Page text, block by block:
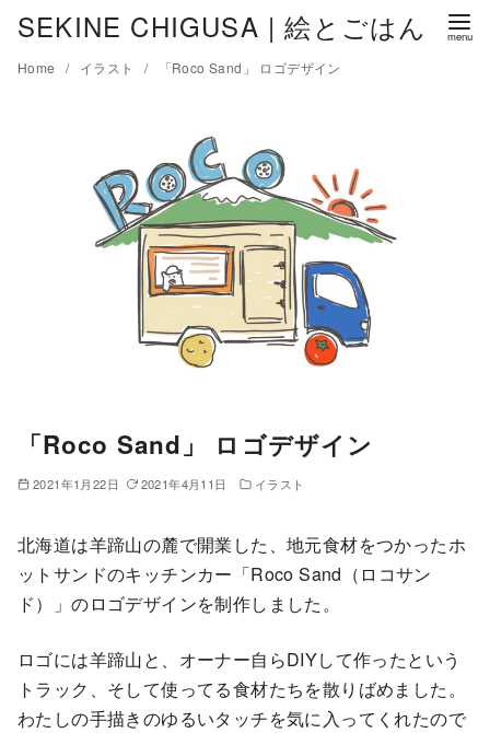
SEKINE CHIGUSA | 絵とごはん
Home イラスト 「Roco Sand」 ロゴデザイン
「Roco Sand」 ロゴデザイン
2021年1月22日 2021年4月11日 イラスト
北海道は羊蹄山の麓で開業した、地元食材をつかったホ
ットサンドのキッチンカー「Roco Sand（ロコサン
ド）」のロゴデザインを制作しました。
ロゴには羊蹄山と、オーナー自らDIYして作ったという
トラック、そして使ってる食材たちを散りばめました。
わたしの手描きのゆるいタッチを気に入ってくれたので